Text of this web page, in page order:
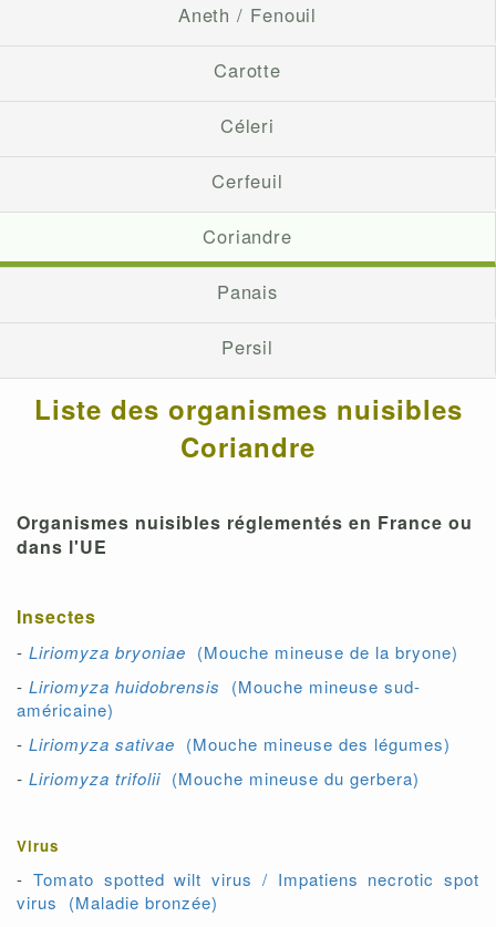
Aneth / Fenouil
Carotte
Céleri
Cerfeuil
Coriandre
Panais
Persil
Liste des organismes nuisibles
Coriandre
Organismes nuisibles réglementés en France ou
dans l'UE
Insectes
- Liriomyza bryoniae (Mouche mineuse de la bryone)
- Liriomyza huidobrensis (Mouche mineuse sud-
américaine)
- Liriomyza sativae (Mouche mineuse des légumes)
- Liriomyza trifolii (Mouche mineuse du gerbera)
Virus
- Tomato spotted wilt virus / Impatiens necrotic spot
virus (Maladie bronzée)